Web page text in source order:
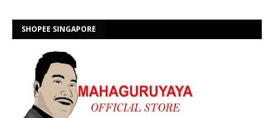
SHOPEE SINGAPORE